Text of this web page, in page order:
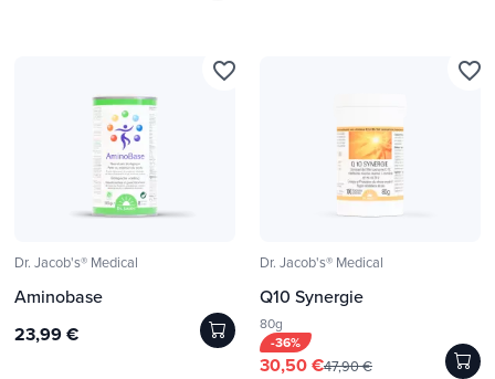
Dr. Jacob's® Medical
Aminobase
23,99 €
favorite_border
Dr. Jacob's® Medical
Q10 Synergie
80g
-36%
30,50 €47,90 €
favorite_border